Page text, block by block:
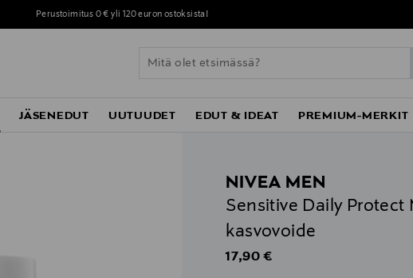
Lue lisää MyStockmann-jäsenyydestätäältä
JÄSENEDUT UUTUUDET EDUT & IDEAT PREMIUM-MERKIT
NIVEA MEN
Sensitive Daily Protect
kasvovoide
Original Price
17,90 €